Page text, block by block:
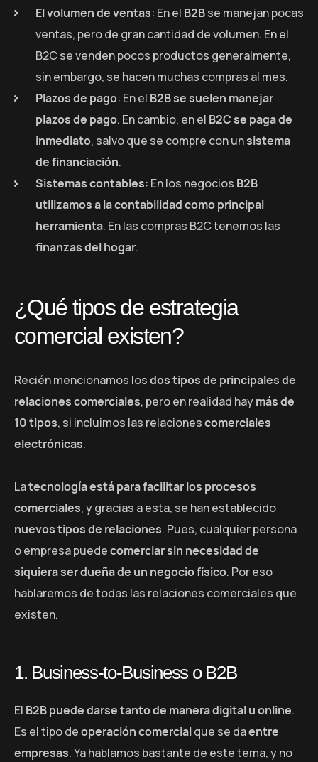
El volumen de ventas: En el B2Bse manejan pocas
ventas, pero de gran cantidad de volumen. En el
B2C se venden pocos productos generalmente,
sin embargo, se hacen muchas compras al mes.
Plazos de pago: En el B2B se suelen manejar
plazos de pago. En cambio, en el B2C se paga de
inmediato, salvo que se compre con unsistema
de financiación.
Sistemas contables: En los negocios B2B
utilizamos a la contabilidad como principal
herramienta. En las compras B2C tenemos las
finanzas del hogar.
¿Qué tipos de estrategia
comercial existen?
Recién mencionamos losdos tipos de principales de
relaciones comerciales, pero en realidad haymás de
10 tipos, si incluimos las relacionescomerciales
electrónicas.
Latecnología está para facilitar los procesos
comerciales, y gracias a esta, se han establecido
nuevos tipos de relaciones. Pues, cualquier persona
o empresa puedecomerciar sin necesidad de
siquiera ser dueña de un negocio físico. Por eso
hablaremos de todas las relaciones comerciales que
existen.
1. Business-to-Business o B2B
El B2B puede darse tanto de manera digital u online.
Es el tipo deoperación comercialque se daentre
empresas. Ya hablamos bastante de este tema, y no